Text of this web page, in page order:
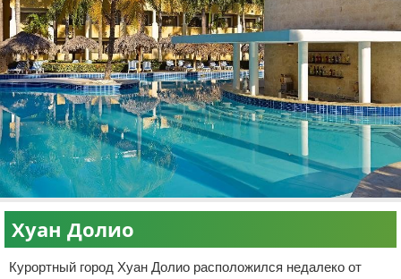
Хуан Долио
Курортный город Хуан Долио расположился недалеко от